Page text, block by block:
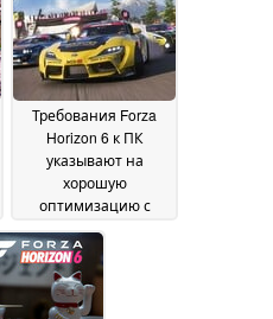
2026
Требования Forza
Horizon 6 к ПК
указывают на
хорошую
оптимизацию с
поддержкой
бюджетных сборок
March 2026